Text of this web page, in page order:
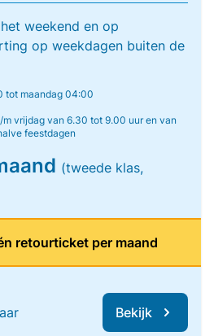
weekend en op
op weekdagen buiten de
tot maandag 04:00
m vrijdag van 6.30 tot 9.00 uur en van
feestdagen
(tweede klas,
retourticket per maand
Bekijk